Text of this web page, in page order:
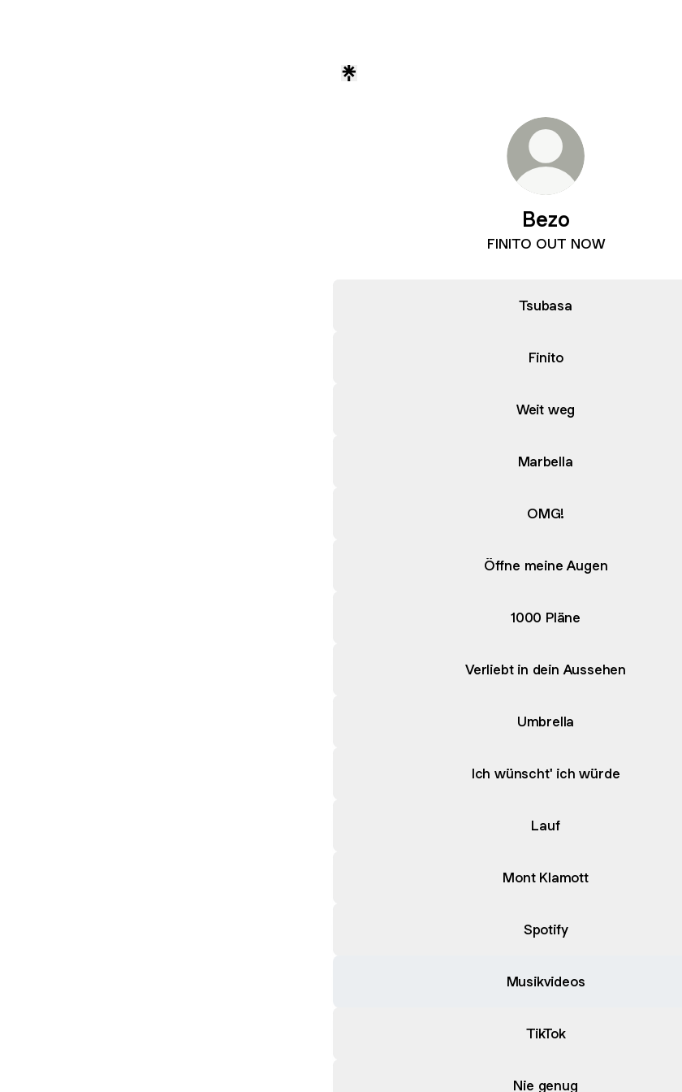
Bezo
FINITO OUT NOW
Tsubasa
Finito
Weit weg
Marbella
OMG!
Öffne meine Augen
1000 Pläne
Verliebt in dein Aussehen
Umbrella
Ich wünscht' ich würde
Lauf
Mont Klamott
Spotify
Musikvideos
TikTok
Nie genug